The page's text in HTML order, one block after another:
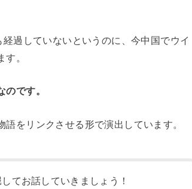
過していないというのに、今中国でウイ
。
です。
をリンクさせる形で演出しています。
てお話していきましょう！